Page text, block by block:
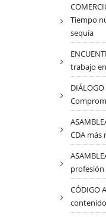
Tiempo
sequía
trabajo
CDA
profesión
CÓDIGO